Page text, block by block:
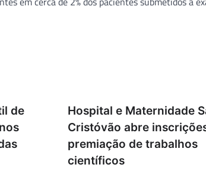
de
Hospital e Maternidade
Cristóvão abre
premiação de trabalhos
científicos